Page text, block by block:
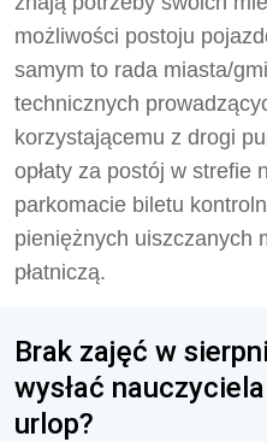
możliwości postoju
samym to rada miasta/
technicznych
korzystającemu z drogi
opłaty za postój w strefie
parkomacie biletu
pieniężnych uiszczanych
płatniczą.
Brak zajęć w
wysłać
urlop?